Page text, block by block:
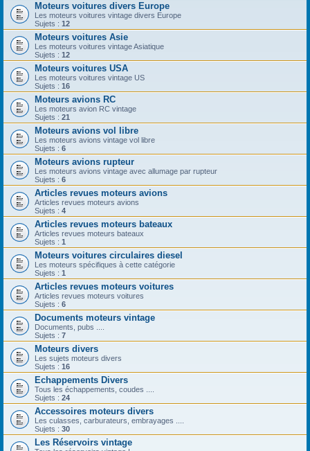
Moteurs voitures divers Europe
Les moteurs voitures vintage divers Europe
Sujets : 12
Moteurs voitures Asie
Les moteurs voitures vintage Asiatique
Sujets : 12
Moteurs voitures USA
Les moteurs voitures vintage US
Sujets : 16
Moteurs avions RC
Les moteurs avion RC vintage
Sujets : 21
Moteurs avions vol libre
Les moteurs avions vintage vol libre
Sujets : 6
Moteurs avions rupteur
Les moteurs avions vintage avec allumage par rupteur
Sujets : 6
Articles revues moteurs avions
Articles revues moteurs avions
Sujets : 4
Articles revues moteurs bateaux
Articles revues moteurs bateaux
Sujets : 1
Moteurs voitures circulaires diesel
Les moteurs spécifiques à cette catégorie
Sujets : 1
Articles revues moteurs voitures
Articles revues moteurs voitures
Sujets : 6
Documents moteurs vintage
Documents, pubs ....
Sujets : 7
Moteurs divers
Les sujets moteurs divers
Sujets : 16
Echappements Divers
Tous les échappements, coudes ....
Sujets : 24
Accessoires moteurs divers
Les culasses, carburateurs, embrayages ....
Sujets : 30
Les Réservoirs vintage